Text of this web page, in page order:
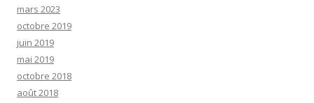
mars 2023
octobre 2019
juin 2019
mai 2019
octobre 2018
août 2018